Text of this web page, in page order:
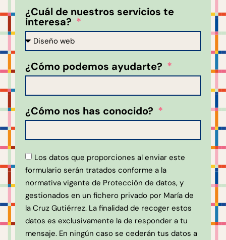
¿Cuál de nuestros servicios te
interesa?
¿Cómo podemos ayudarte?
¿Cómo nos has conocido?
Los datos que proporciones al enviar este
formulario serán tratados conforme a la
normativa vigente de Protección de datos, y
gestionados en un fichero privado por María de
la Cruz Gutiérrez. La finalidad de recoger estos
datos es exclusivamente la de responder a tu
mensaje. En ningún caso se cederán tus datos a